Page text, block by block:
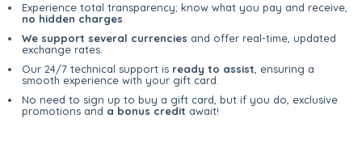
Experience total transparency; know what you pay and receive,
no hidden charges
We support several currencies and offer real-time, updated
exchange rates.
Our 24/7 technical support is ready to assist , ensuring a
smooth experience with your gift card.
No need to sign up to buy a gift card, but if you do, exclusive
promotions and a bonus credit await!